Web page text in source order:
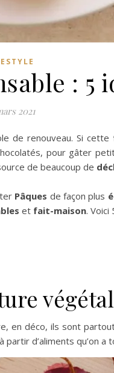
: 5
2021
de renouveau. Si cette
pour gâter
de beaucoup de
Pâques de façon plus
et fait-maison. Voici
en déco, ils sont
partir d’aliments qu’on